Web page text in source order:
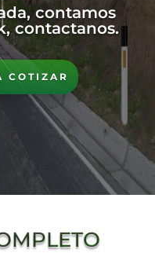
contamos
contactanos.
COTIZAR